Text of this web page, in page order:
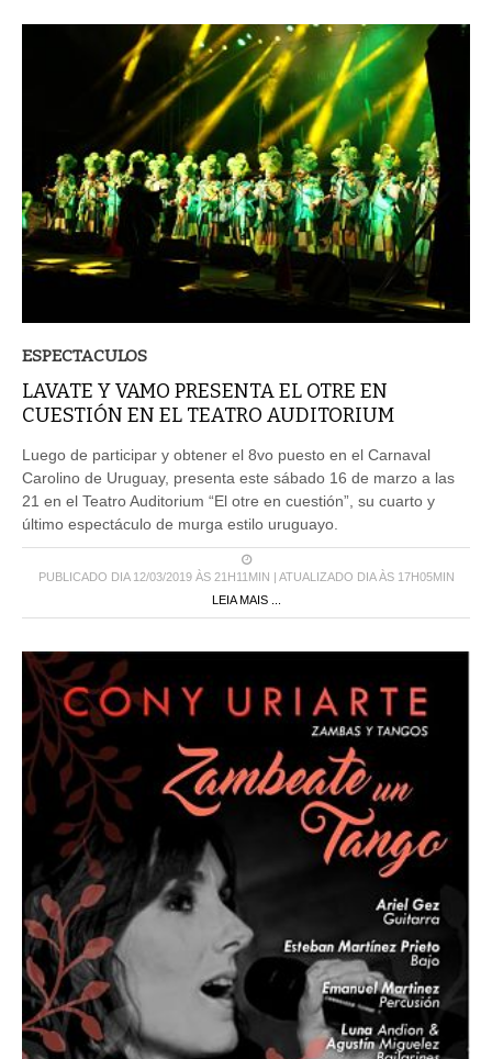
ESPECTACULOS
LAVATE Y VAMO PRESENTA EL OTRE EN
CUESTIÓN EN EL TEATRO AUDITORIUM
Luego de participar y obtener el 8vo puesto en el Carnaval
Carolino de Uruguay, presenta este sábado 16 de marzo a las
21 en el Teatro Auditorium “El otre en cuestión”, su cuarto y
último espectáculo de murga estilo uruguayo.
PUBLICADO DIA 12/03/2019 ÀS 21H11MIN | ATUALIZADO DIA ÀS 17H05MIN
LEIA MAIS ...